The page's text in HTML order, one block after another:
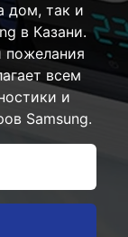
дом, так и
в Казани.
пожелания
всем
и
Samsung.